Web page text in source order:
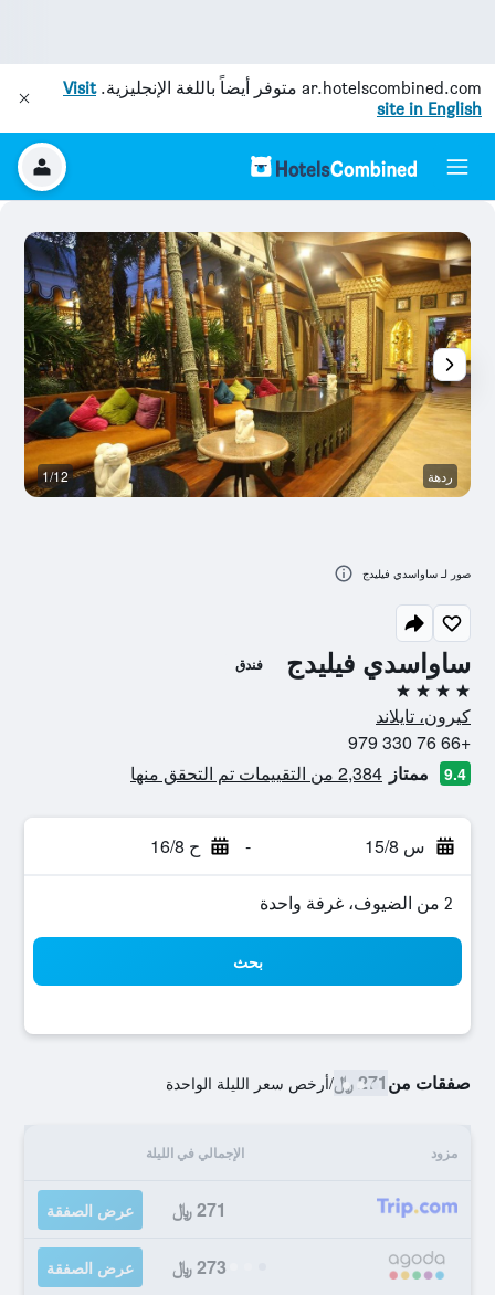
ar.hotelscombined.com متوفر أيضاً باللغة الإنجليزية.Visit
site in English
ساواسدي فيليدج فندق
4 نجوم
كيرون، تايلاند
+66 76 330 979
9.4 ممتاز 2,384 من التقييمات تم التحقق منها
س 15/8 - ح 16/8
2 من الضيوف، غرفة واحدة
بحث
صفقات من271 ﷼ /أرخص سعر الليلة الواحدة
مزود الإجمالي في الليلة
271 ﷼ عرض الصفقة
273 ﷼ عرض الصفقة
ردهة 1/12
صور لـ ساواسدي فيليدج